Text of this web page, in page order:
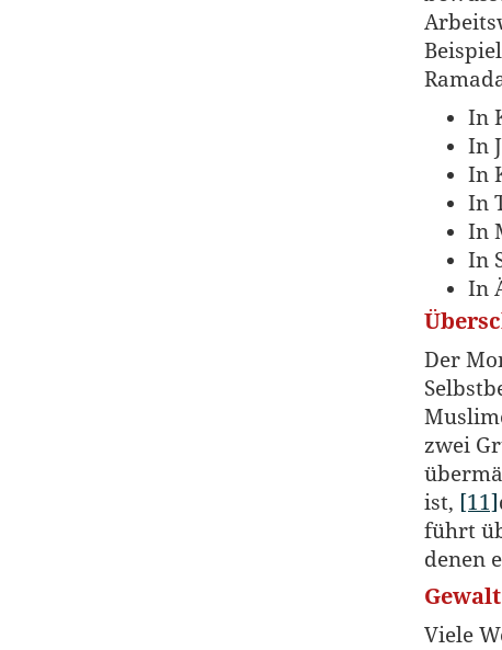
In
In
In
In
In
In
In
Der
zwei
ist, [11]
führt
denen
Viele